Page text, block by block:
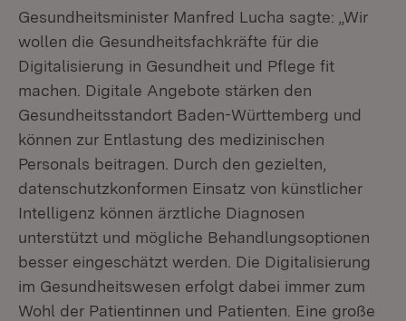
Gesundheitsminister Manfred Lucha sagte: „Wir
wollen die Gesundheitsfachkräfte für die
Digitalisierung in Gesundheit und Pflege fit
machen. Digitale Angebote stärken den
Gesundheitsstandort Baden-Württemberg und
können zur Entlastung des medizinischen
Personals beitragen. Durch den gezielten,
datenschutzkonformen Einsatz von künstlicher
Intelligenz können ärztliche Diagnosen
unterstützt und mögliche Behandlungsoptionen
besser eingeschätzt werden. Die Digitalisierung
im Gesundheitswesen erfolgt dabei immer zum
Wohl der Patientinnen und Patienten. Eine große